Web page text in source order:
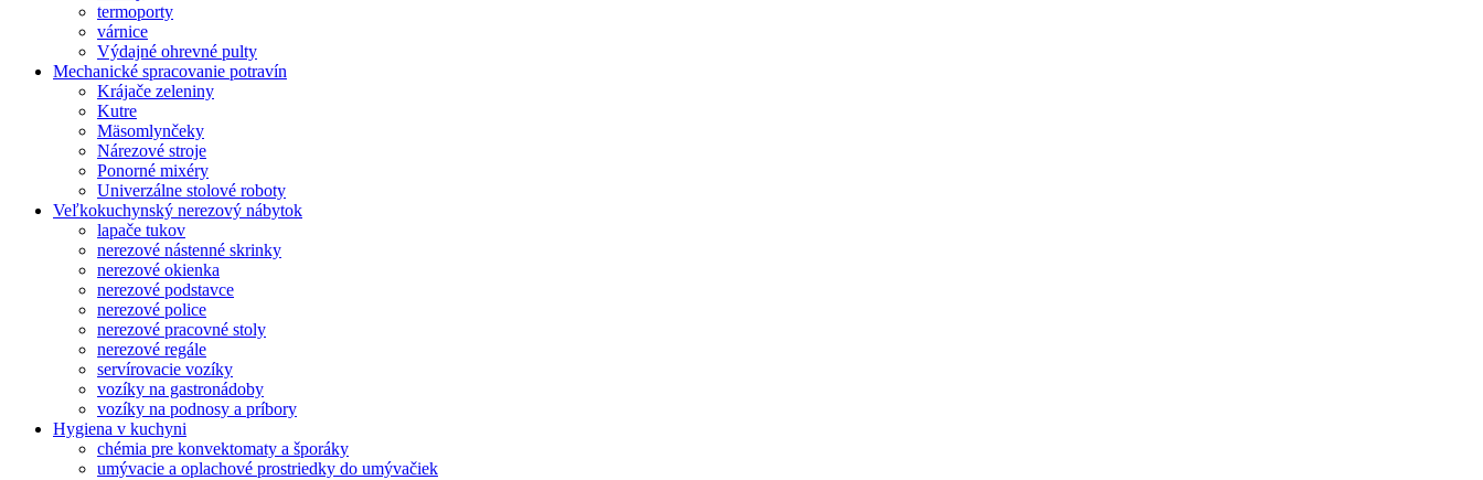
termoporty
várnice
Výdajné ohrevné pulty
Mechanické spracovanie potravín
Krájače zeleniny
Kutre
Mäsomlynčeky
Nárezové stroje
Ponorné mixéry
Univerzálne stolové roboty
Veľkokuchynský nerezový nábytok
lapače tukov
nerezové nástenné skrinky
nerezové okienka
nerezové podstavce
nerezové police
nerezové pracovné stoly
nerezové regále
servírovacie vozíky
vozíky na gastronádoby
vozíky na podnosy a príbory
Hygiena v kuchyni
chémia pre konvektomaty a šporáky
umývacie a oplachové prostriedky do umývačiek